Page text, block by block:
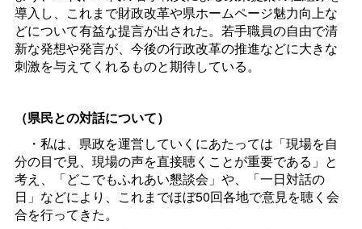
導入し、これまで財政改革や県ホームページ魅力向上な
どについて有益な提言が出された。若手職員の自由で清
新な発想や発言が、今後の行政改革の推進などに大きな
刺激を与えてくれるものと期待している。
（県民との対話について）
・私は、県政を運営していくにあたっては「現場を自
分の目で見、現場の声を直接聴くことが重要である」と
考え、「どこでもふれあい懇談会」や、「一日対話の
日」などにより、これまでほぼ50回各地で意見を聴く会
合を行ってきた。